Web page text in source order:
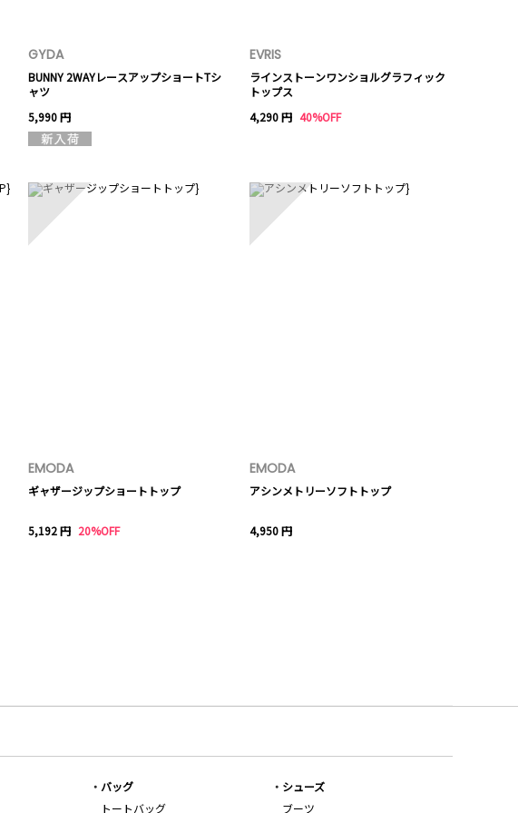
GYDA
BUNNY 2WAYレースアップショートTシ
ャツ
5,990 円
EVRIS
ラインストーンワンショルグラフィック
トップス
4,290 円 40%OFF
EMODA
ギャザージップショートトップ
5,192 円 20%OFF
EMODA
アシンメトリーソフトトップ
4,950 円
バッグ
トートバッグ
シューズ
ブーツ